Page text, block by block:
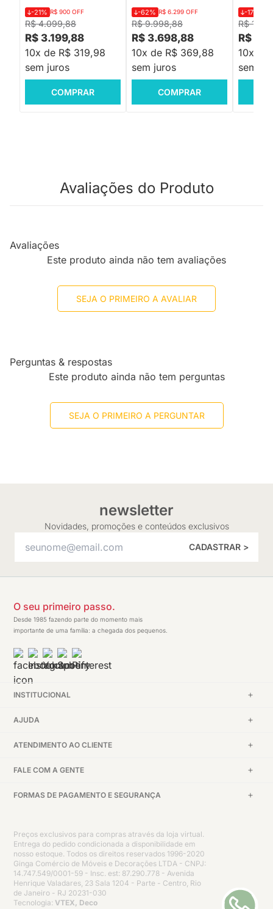
R$ 4.099,88
-21% R$ 900 OFF
R$ 3.199,88
10x de R$ 319,98
sem juros
COMPRAR
R$ 9.998,88
-62% R$ 6.299 OFF
R$ 3.698,88
10x de R$ 369,88
sem juros
COMPRAR
R$
-17%
R$
10x de
sem
Avaliações do Produto
Avaliações
Este produto ainda não tem avaliações
SEJA O PRIMEIRO A AVALIAR
Perguntas & respostas
Este produto ainda não tem perguntas
SEJA O PRIMEIRO A PERGUNTAR
newsletter
Novidades, promoções e conteúdos exclusivos
CADASTRAR >
O seu primeiro passo.
Desde 1985 fazendo parte do momento mais
importante de uma família: a chegada dos pequenos.
INSTITUCIONAL
AJUDA
ATENDIMENTO AO CLIENTE
FALE COM A GENTE
FORMAS DE PAGAMENTO E SEGURANÇA
Preços exclusivos para compras através da loja virtual.
Entrega do pedido condicionada a disponibilidade em
nosso estoque. Todos os direitos reservados 1996-2020
Ginga Comércio de Móveis e Decorações LTDA - CNPJ:
14.747.549/0001-59 - Insc. est: 87.290.778 - Avenida
Henrique Valadares, 23 Sala 1204 - Parte - Centro, Rio
de Janeiro - RJ 20231-030
Tecnologia: VTEX, Deco